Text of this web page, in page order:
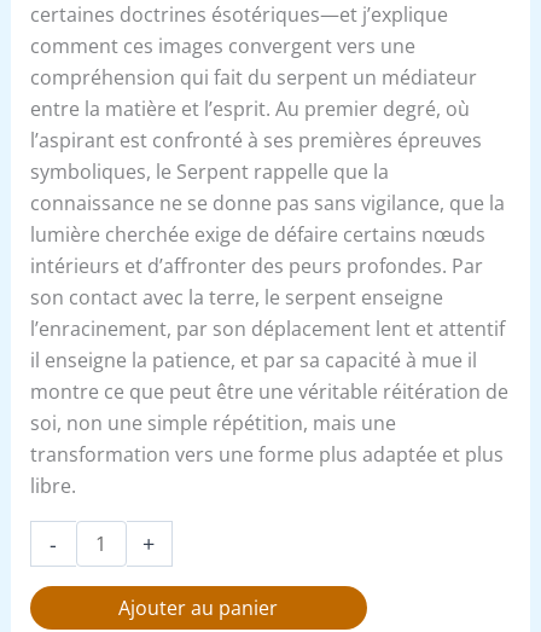
certaines doctrines ésotériques—et j’explique
comment ces images convergent vers une
compréhension qui fait du serpent un médiateur
entre la matière et l’esprit. Au premier degré, où
l’aspirant est confronté à ses premières épreuves
symboliques, le Serpent rappelle que la
connaissance ne se donne pas sans vigilance, que la
lumière cherchée exige de défaire certains nœuds
intérieurs et d’affronter des peurs profondes. Par
son contact avec la terre, le serpent enseigne
l’enracinement, par son déplacement lent et attentif
il enseigne la patience, et par sa capacité à mue il
montre ce que peut être une véritable réitération de
soi, non une simple répétition, mais une
transformation vers une forme plus adaptée et plus
libre.
- +
Ajouter au panier